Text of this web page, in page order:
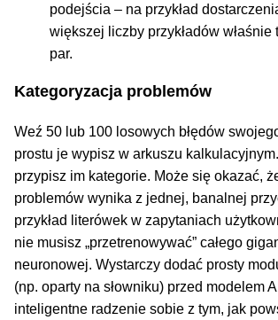
podejścia – na przykład
większej liczby przykładów właśnie
par.
Kategoryzacja problemów
Weź 50 lub 100 losowych błędów
prostu je wypisz w arkuszu
przypisz im kategorie. Może się okazać,
problemów wynika z jednej, banalnej
przykład literówek w zapytaniach
nie musisz „przetrenowywać” całego
neuronowej. Wystarczy dodać prosty
(np. oparty na słowniku) przed modelem
inteligentne radzenie sobie z tym, jak